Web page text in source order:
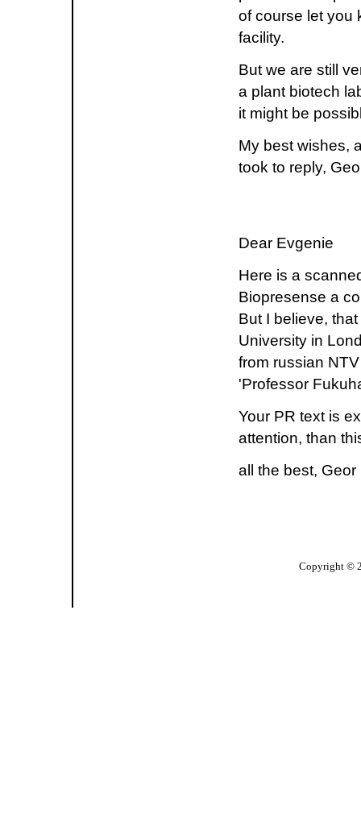
of course let you
facility.
But we are still
a plant biotech
it might be
My best wishes,
took to reply,
Dear Evgenie
Here is a
Biopresense a
But I believe,
University in
from russian
'Professor
Your PR text is
attention, than
all the best, Geor
Copyright ©